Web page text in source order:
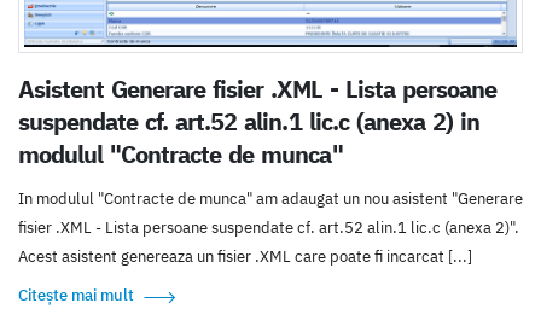
Asistent Generare fisier .XML - Lista persoane
suspendate cf. art.52 alin.1 lic.c (anexa 2) in
modulul "Contracte de munca"
In modulul "Contracte de munca" am adaugat un nou asistent "Generare
fisier .XML - Lista persoane suspendate cf. art.52 alin.1 lic.c (anexa 2)".
Acest asistent genereaza un fisier .XML care poate fi incarcat [...]
Citește mai mult